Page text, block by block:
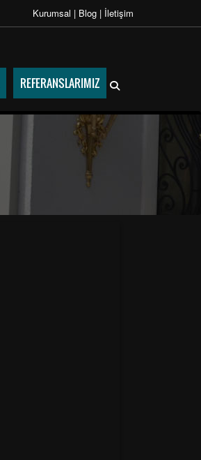
Kurumsal | Blog | İletişim
REFERANSLARIMIZ